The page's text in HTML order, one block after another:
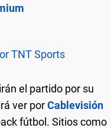
TNT Sports
el partido por su
ver porCablevisión
fútbol. Sitios como